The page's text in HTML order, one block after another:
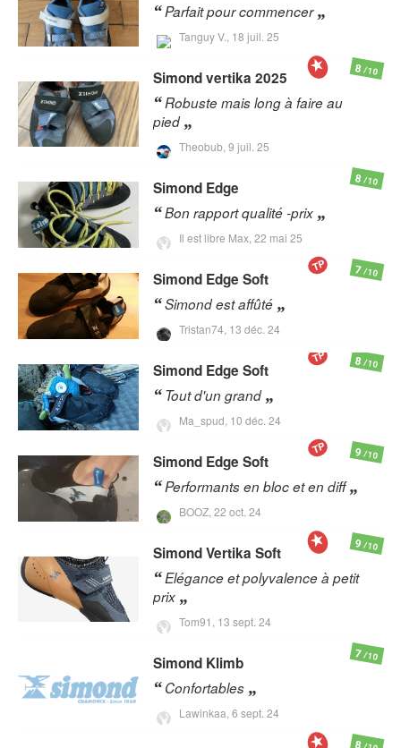
Parfait pour commencer
Tanguy V., 18 juil. 25
Simondvertika 2025
Robuste mais long à faire au
pied
Theobub, 9 juil. 25
8/10
Simond Edge
Bon rapport qualité -prix
Il est libre Max, 22 mai 25
8/10
Simond Edge Soft
Simond est affûté
Tristan74, 13 déc. 24
7/10
TP
Simond Edge Soft
Tout d'un grand
Ma_spud, 10 déc. 24
8/10
TP
Simond Edge Soft
Performants en bloc et en diff
BOOZ, 22 oct. 24
9/10
TP
SimondVertika Soft
Elégance et polyvalence à petit
prix
Tom91, 13 sept. 24
9/10
Simond Klimb
Confortables
Lawinkaa, 6 sept. 24
7/10